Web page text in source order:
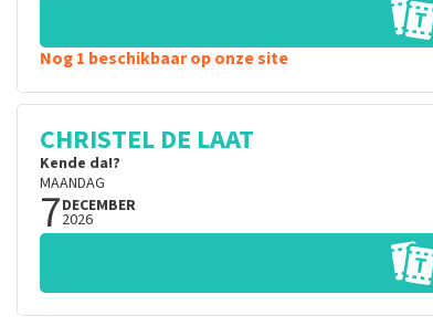
Nog 1 beschikbaar op onze site
CHRISTEL DE LAAT
Kende da!?
MAANDAG
7DECEMBER
2026